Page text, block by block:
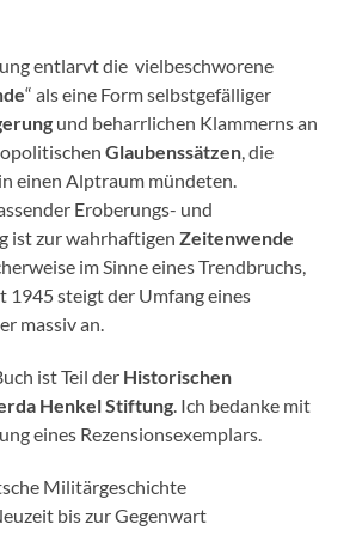
entlarvt die vielbeschworene
“ als eine Form selbstgefälliger
und beharrlichen Klammerns an
Glaubenssätzen, die
einen Alptraum mündeten.
Eroberungs- und
ist zur wahrhaftigenZeitenwende
im Sinne eines Trendbruchs,
1945 steigt der Umfang eines
massiv an.
ist Teil der Historischen
Henkel Stiftung. Ich bedanke mit
eines Rezensionsexemplars.
Militärgeschichte
bis zur Gegenwart